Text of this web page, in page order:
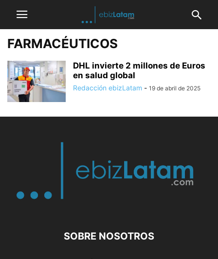
FARMACÉUTICOS
DHL invierte 2 millones de Euros
en salud global
Redacción ebizLatam - 19 de abril de 2025
SOBRE NOSOTROS